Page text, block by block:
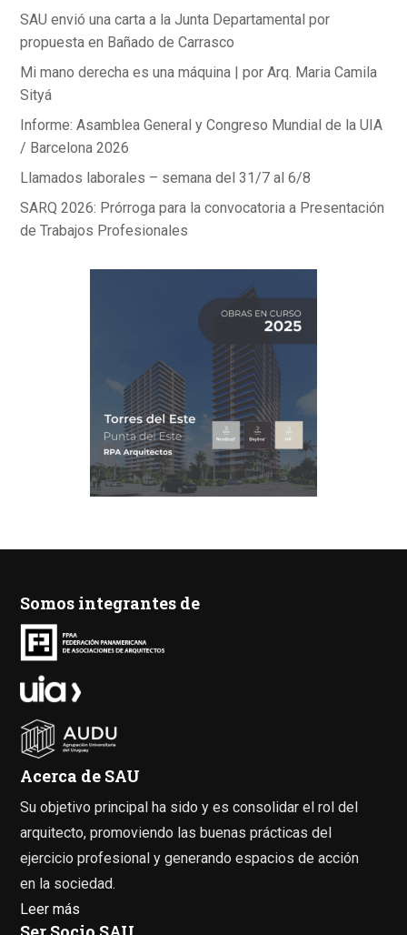
SAU envió una carta a la Junta Departamental por
propuesta en Bañado de Carrasco
Mi mano derecha es una máquina | por Arq. Maria Camila
Sityá
Informe: Asamblea General y Congreso Mundial de la UIA
/ Barcelona 2026
Llamados laborales – semana del 31/7 al 6/8
SARQ 2026: Prórroga para la convocatoria a Presentación
de Trabajos Profesionales
Somos integrantes de
Acerca de SAU
Su objetivo principal ha sido y es consolidar el rol del
arquitecto, promoviendo las buenas prácticas del
ejercicio profesional y generando espacios de acción
en la sociedad.
Leer más